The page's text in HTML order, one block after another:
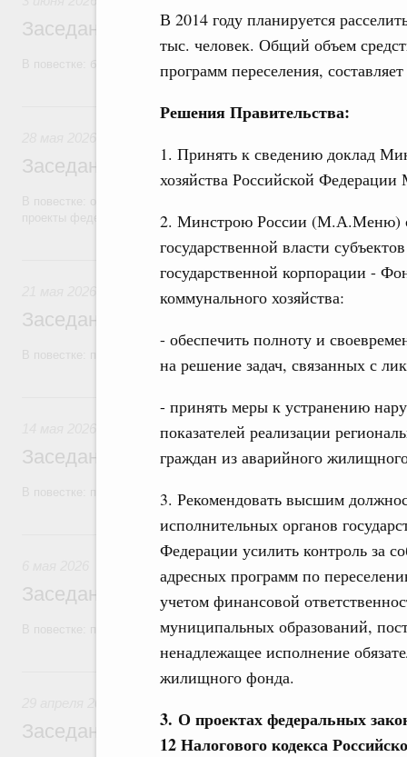
В 2014 году планируется
тыс. человек. Общий объем
программ переселения,
Решения Правительства:
1. Принять к сведению доклад
хозяйства Российской
2. Минстрою России (М.А.Меню)
государственной власти
государственной корпорации -
коммунального хозяйства:
- обеспечить полноту и
на решение задач, связанных с
- принять меры к устранению
показателей реализации
граждан из аварийного
3. Рекомендовать высшим
исполнительных органов
Федерации усилить контроль за
адресных программ по
учетом финансовой
муниципальных образований,
ненадлежащее исполнение
жилищного фонда.
3. О проектах федеральных
12 Налогового кодекса
Заседание Правительства (2026 год,
28 мая, четверг
Заседание Правительства (2026 год,
проекты федеральных законов.
21 мая, четверг
Заседание Правительства (2026 год,
Заседание Правительства (2026 год,
В повестке: проекты федеральных законов, бюджетные
6 мая, среда
Заседание Правительства (2026 год,
В повестке: проекты федеральных законов, бюджетные
29 апреля, среда
Заседание Правительства (2026 год,